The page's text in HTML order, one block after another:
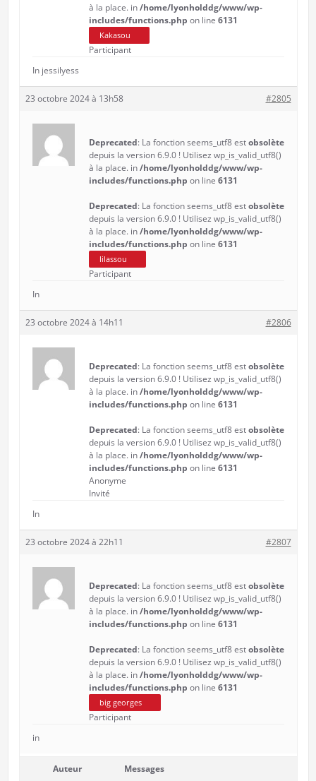
à la place. in/home/lyonholddg/www/wp-
includes/functions.php on line 6131
Kakasou
Participant
In jessilyess
23 octobre 2024 à 13h58 #2805
Deprecated: La fonction seems_utf8 estobsolète
depuis la version 6.9.0 ! Utilisez wp_is_valid_utf8()
à la place. in/home/lyonholddg/www/wp-
includes/functions.php on line 6131
Deprecated: La fonction seems_utf8 estobsolète
depuis la version 6.9.0 ! Utilisez wp_is_valid_utf8()
à la place. in/home/lyonholddg/www/wp-
includes/functions.php on line 6131
lilassou
Participant
In
23 octobre 2024 à 14h11 #2806
Deprecated: La fonction seems_utf8 estobsolète
depuis la version 6.9.0 ! Utilisez wp_is_valid_utf8()
à la place. in/home/lyonholddg/www/wp-
includes/functions.php on line 6131
Deprecated: La fonction seems_utf8 estobsolète
depuis la version 6.9.0 ! Utilisez wp_is_valid_utf8()
à la place. in/home/lyonholddg/www/wp-
includes/functions.php on line 6131
Anonyme
Invité
In
23 octobre 2024 à 22h11 #2807
Deprecated: La fonction seems_utf8 estobsolète
depuis la version 6.9.0 ! Utilisez wp_is_valid_utf8()
à la place. in/home/lyonholddg/www/wp-
includes/functions.php on line 6131
Deprecated: La fonction seems_utf8 estobsolète
depuis la version 6.9.0 ! Utilisez wp_is_valid_utf8()
à la place. in/home/lyonholddg/www/wp-
includes/functions.php on line 6131
big georges
Participant
in
Auteur Messages